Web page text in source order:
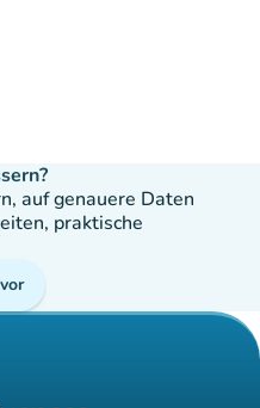
auf genauere Daten
praktische